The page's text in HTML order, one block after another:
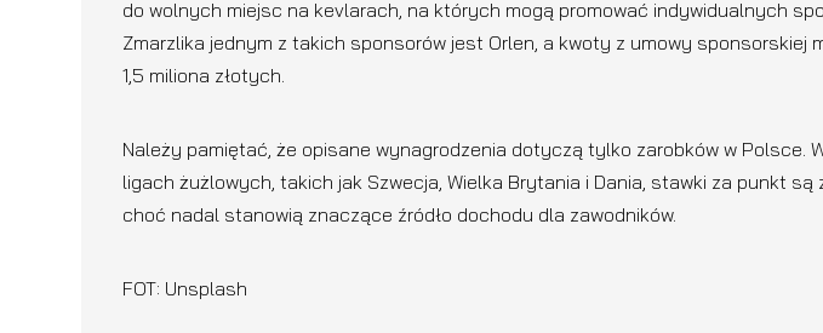
do wolnych miejsc na kevlarach, na których mogą promować indywidualnych
Zmarzlika jednym z takich sponsorów jest Orlen, a kwoty z umowy sponsorskiej
1,5 miliona złotych.
Należy pamiętać, że opisane wynagrodzenia dotyczą tylko zarobków w Polsce.
ligach żużlowych, takich jak Szwecja, Wielka Brytania i Dania, stawki za punkt są
choć nadal stanowią znaczące źródło dochodu dla zawodników.
FOT: Unsplash